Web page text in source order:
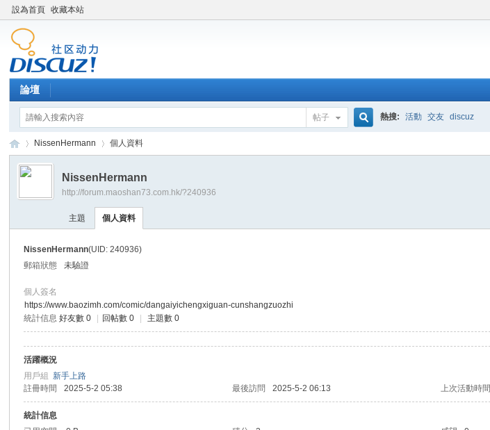
設為首頁 收藏本站
論壇
帖子 熱搜: 活動 交友 discuz
›
NissenHermann 個人資料
NissenHermann
http://forum.maoshan73.com.hk/?240936
主題 個人資料
NissenHermann(UID: 240936)
郵箱狀態
未驗證
個人簽名
https://www.baozimh.com/comic/dangaiyichengxiguan-cunshangzuozhi
統計信息 好友數 0 回帖數 0 主題數 0
活躍概況
用戶組新手上路
註冊時間
2025-5-2 05:38 最後訪問 2025-5-2 06:13 上次活動時間
統計信息